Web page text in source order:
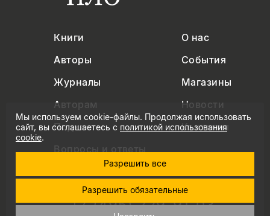
Книги
О нас
Авторы
События
Журналы
Магазины
Авторам
Новости
Подкасты
Контакты
Вопросы и ответы
+7 (495) 229-91-03
Мы используем cookie-файлы. Продолжая использовать
сайт, вы соглашаетесь с политикой использования
cookie.
Разрешить все
Разрешить обязательные